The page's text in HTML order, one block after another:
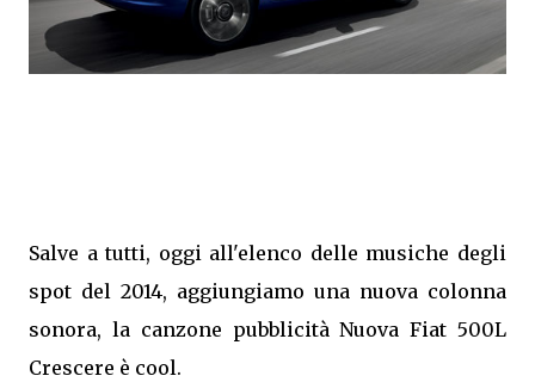
Salve a tutti, oggi all'elenco delle musiche degli
spot del 2014, aggiungiamo una nuova colonna
sonora, la canzone pubblicità Nuova Fiat 500L
Crescere è cool.